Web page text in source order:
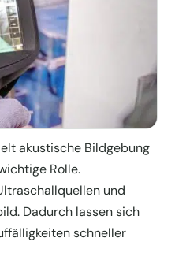
akustische Bildgebung
Rolle.
und
Dadurch lassen sich
schneller